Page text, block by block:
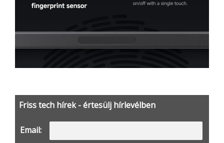
Friss tech hírek - értesülj hírlevélben
Email: